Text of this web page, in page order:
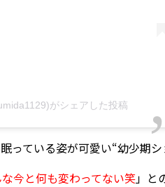
がシェアした投稿
ている姿が可愛い“幼少期シ
今と何も変わってない笑」と